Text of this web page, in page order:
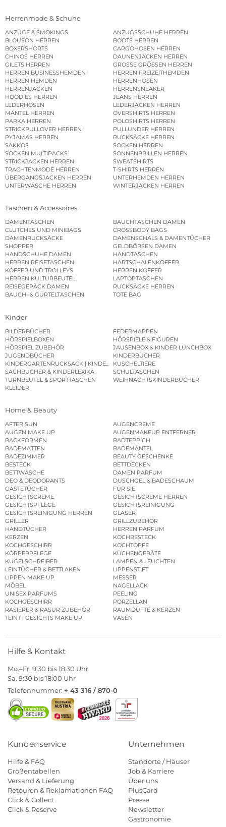
Herrenmode & Schuhe
ANZÜGE & SMOKINGS
ANZUGSSCHUHE HERREN
BLOUSON HERREN
BOOTS HERREN
BOXERSHORTS
CARGOHOSEN HERREN
CHINOS HERREN
DAUNENJACKEN HERREN
GILETS HERREN
GROSSE GRÖSSEN HERREN
HERREN BUSINESSHEMDEN
HERREN FREIZEITHEMDEN
HERREN HEMDEN
HERRENHOSEN
HERRENJACKEN
HERRENSNEAKER
HOODIES HERREN
JEANS HERREN
LEDERHOSEN
LEDERJACKEN HERREN
MÄNTEL HERREN
OVERSHIRTS HERREN
PARKA HERREN
POLOSHIRTS HERREN
STRICKPULLOVER HERREN
PULLUNDER HERREN
PYJAMAS HERREN
RUCKSÄCKE HERREN
SAKKOS
SOCKEN HERREN
SOCKEN MULTIPACKS
SONNENBRILLEN HERREN
STRICKJACKEN HERREN
SWEATSHIRTS
TRACHTENMODE HERREN
T-SHIRTS HERREN
ÜBERGANGSJACKEN HERREN
UNTERHEMDEN HERREN
UNTERWÄSCHE HERREN
WINTERJACKEN HERREN
Taschen & Accessoires
DAMENTASCHEN
BAUCHTASCHEN DAMEN
CLUTCHES UND MINIBAGS
CROSSBODY BAGS
DAMENRUCKSÄCKE
DAMENSCHALS & DAMENTÜCHER
SHOPPER
GELDBÖRSEN DAMEN
HANDSCHUHE DAMEN
HANDTASCHEN
HERREN REISETASCHEN
HARTSCHALENKOFFER
KOFFER UND TROLLEYS
HERREN KOFFER
HERREN KULTURBEUTEL
LAPTOPTASCHEN
REISEGEPÄCK DAMEN
RUCKSÄCKE HERREN
BAUCH- & GÜRTELTASCHEN
TOTE BAG
Kinder
BILDERBÜCHER
FEDERMAPPEN
HÖRSPIELBOXEN
HÖRSPIELE & FIGUREN
HÖRSPIEL ZUBEHÖR
JAUSENBOX & KINDER LUNCHBOX
JUGENDBÜCHER
KINDERBÜCHER
KINDERGARTENRUCKSACK | KINDERGARTENBEUTEL
KUSCHELTIERE
SACHBÜCHER & KINDERLEXIKA
SCHULTASCHEN
TURNBEUTEL & SPORTTASCHEN
WEIHNACHTSKINDERBÜCHER
KLEIDER
Home & Beauty
AFTER SUN
AUGENCREME
AUGEN MAKE UP
AUGENMAKEUP ENTFERNER
BACKFORMEN
BADTEPPICH
BADEMATTEN
BADEMÄNTEL
BADEZIMMER
BEAUTY GESCHENKE
BESTECK
BETTDECKEN
BETTWÄSCHE
DAMEN PARFUM
DEO & DEODORANTS
DUSCHGEL & BADESCHAUM
GÄSTETÜCHER
FÜR SIE
GESICHTSCREME
GESICHTSCREME HERREN
GESICHTSPFLEGE
GESICHTSREINIGUNG
GESICHTSREINIGUNG HERREN
GLÄSER
GRILLER
GRILLZUBEHÖR
HANDTÜCHER
HERREN PARFUM
KERZEN
KOCHBESTECK
KOCHGESCHIRR
KOCHTÖPFE
KÖRPERPFLEGE
KÜCHENGERÄTE
KUGELSCHREIBER
LAMPEN & LEUCHTEN
LEINTÜCHER & BETTLAKEN
LIPPENSTIFT
LIPPEN MAKE UP
MESSER
MÖBEL
NAGELLACK
UNISEX PARFUMS
PEELING
KOCHGESCHIRR
PORZELLAN
RASIERER & RASUR ZUBEHÖR
RAUMDÜFTE & KERZEN
TEINT | GESICHTS MAKE UP
VASEN
Hilfe & Kontakt
Mo.–Fr. 9:30 bis 18:30 Uhr
Sa. 9:30 bis 18:00 Uhr
Telefonnummer: + 43 316 / 870-0
Kundenservice
Hilfe & FAQ
Größentabellen
Versand & Lieferung
Retouren & Reklamationen FAQ
Click & Collect
Click & Reserve
Unternehmen
Standorte / Häuser
Job & Karriere
Über uns
PlusCard
Presse
Newsletter
Gastronomie